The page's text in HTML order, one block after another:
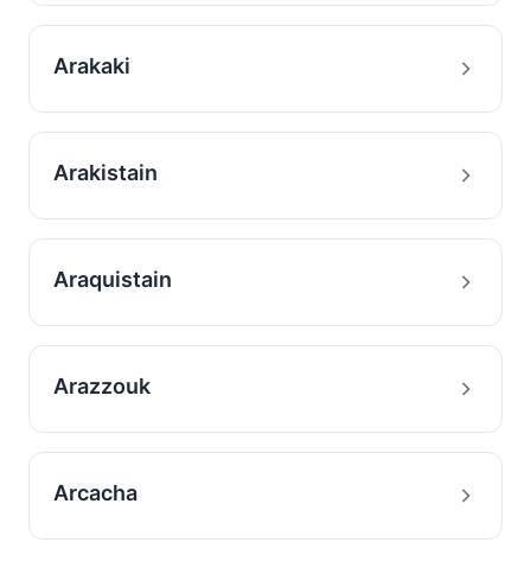
Arakaki
Arakistain
Araquistain
Arazzouk
Arcacha